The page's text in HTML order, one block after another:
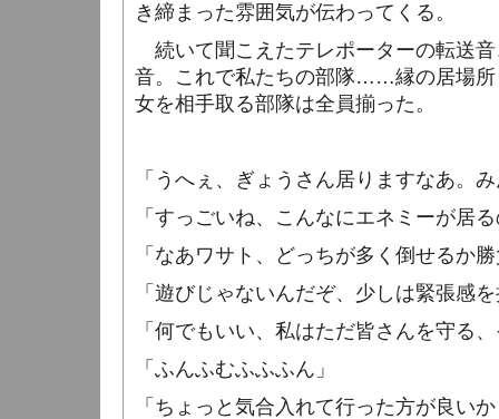
き締まった雰囲気が伝わってくる。
続いて聞こえたテレポーターの転送
音。これで私たちの部隊……縁の居場所
女を相手取る部隊は全員揃った。
「うへぇ、ぎょうさん居りますなあ。
「すっごいね、こんなにエネミーが居
「なあワサト、どっちが多く倒せるか
「遊びじゃないんだぞ、少しは緊張感
「何でもいい、私はただ皆さんを守る
「ふんふむふふふん」
「ちょっと気合入れて行った方が良い